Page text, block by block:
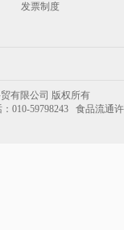
发票制度
有限公司 版权所有
010-59798243 食品流通